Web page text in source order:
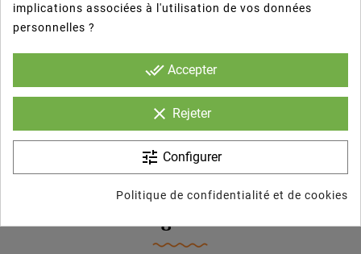
P. Unit.
Cantidad
0,302
€/Ud.
Les Clients Qui Ont Acheté Ce
Produit Ont Également Acheté...
implications associées à l'utilisation de vos données
personnelles ?
done_all Accepter
clear Rejeter
tune Configurer
Politique de confidentialité et de cookies